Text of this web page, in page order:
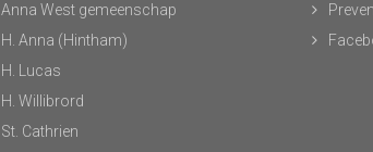
Anna West gemeenschap
H. Anna (Hintham)
H. Lucas
H. Willibrord
St. Cathrien